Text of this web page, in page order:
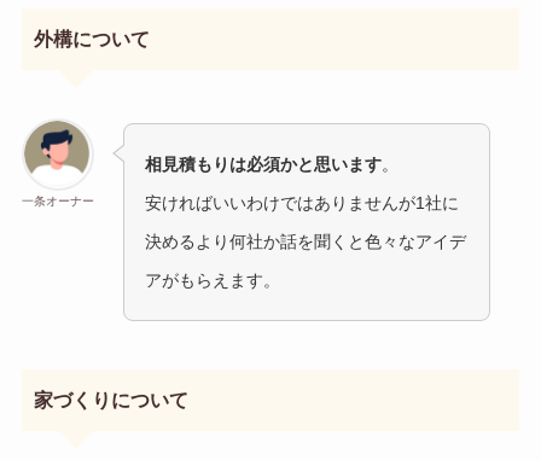
外構について
一条オーナー
相見積もりは必須かと思います。
安ければいいわけではありませんが1社に
決めるより何社か話を聞くと色々なアイデ
アがもらえます。
家づくりについて